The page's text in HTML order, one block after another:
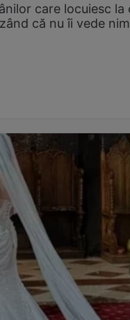
care locuiesc la
că nu îi vede